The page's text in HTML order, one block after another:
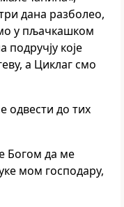
дана разболео,
у пљачкашком
подручју које
а Циклаг смо
одвести до тих
Богом да ме
мом господару,